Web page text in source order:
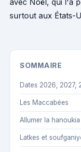
avec Noël, qui l'a
surtout aux États-
SOMMAIRE
Dates 2026, 2027,
Les Maccabées
Allumer la hanoukia
Latkes et